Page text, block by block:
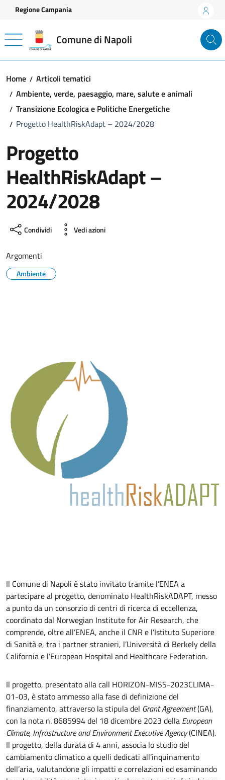
Vai ai contenuti
Vai al footer
Regione Campania
Comune di Napoli
Home
Articoli tematici
Ambiente, verde, paesaggio, mare, salute e animali
Transizione Ecologica e Politiche Energetiche
Progetto HealthRiskAdapt – 2024/2028
Progetto
HealthRiskAdapt –
2024/2028
Condividi Vedi azioni
Argomenti
Ambiente
Il Comune di Napoli è stato invitato tramite l’ENEA a
partecipare al progetto, denominato HealthRiskADAPT, messo
a punto da un consorzio di centri di ricerca di eccellenza,
coordinato dal Norwegian Institute for Air Research, che
comprende, oltre all’ENEA, anche il CNR e l’Istituto Superiore
di Sanità e, tra i partner stranieri, l’Università di Berkely della
California e l’European Hospital and Healthcare Federation.
Il progetto, presentato alla call HORIZON-MISS-2023CLIMA-
01-03, è stato ammesso alla fase di definizione del
finanziamento, attraverso la stipula del Grant Agreement(GA),
con la nota n. 8685994 del 18 dicembre 2023 della European
Climate, Infrastructure and Environment Executive Agency(CINEA).
Il progetto, della durata di 4 anni, associa lo studio del
cambiamento climatico a quelli dedicati all’inquinamento
dell’aria, valutandone gli impatti e correlazioni ed esaminando